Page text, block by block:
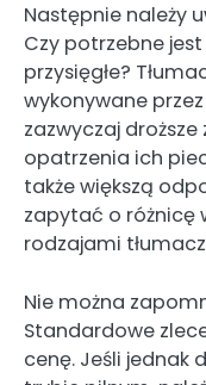
Następnie należy
Czy potrzebne jest
przysięgłe?
wykonywane
zazwyczaj
opatrzenia ich
także większą
zapytać o różnicę
rodzajami
Nie można
Standardowe
cenę. Jeśli jednak